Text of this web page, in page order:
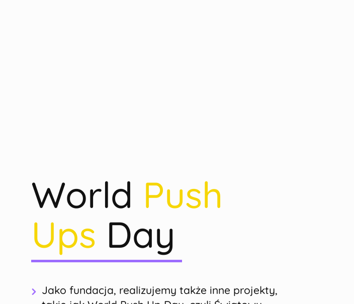
World Push
Ups Day
Jako fundacja, realizujemy także inne projekty,